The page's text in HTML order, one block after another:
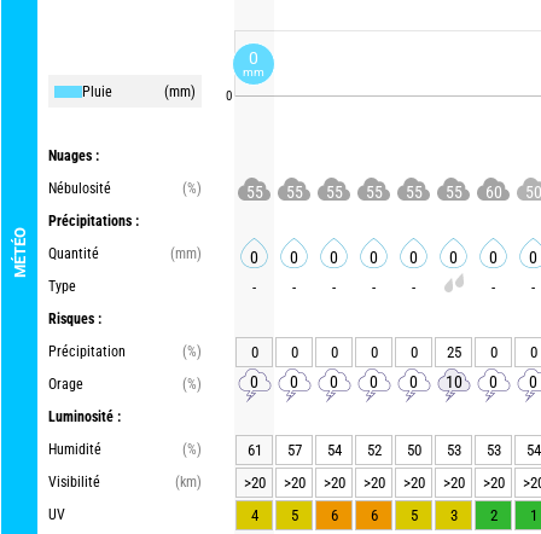
MÉTÉO
Pluie (mm)
Nuages :
Nébulosité
(%)
Précipitations :
Quantité
(mm)
Type
Risques :
Précipitation
(%)
Orage
(%)
Luminosité :
Humidité
(%)
Visibilité
(km)
UV
0
55 55 55 55 55 55 60 50
0 0 0 0 0 0 0 0
- - - - - - -
0 0 0 0 0 25 0 0
0 0 0 0 0 10 0 0
61 57 54 52 50 53 53
54
>20
>20 >20 >20 >20 >20 >20
4
5 6 6 5 3 2 1
0
mm